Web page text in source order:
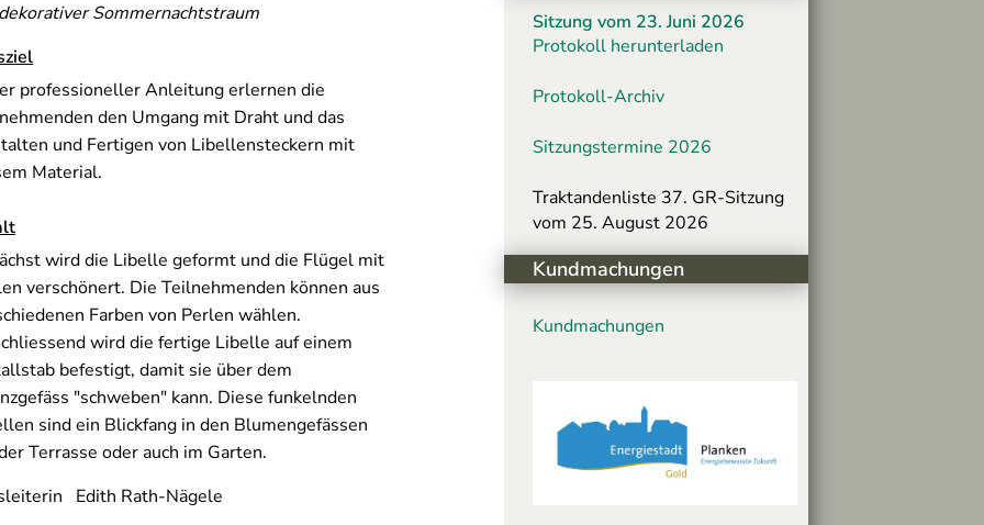
Sommernachtstraum
professioneller Anleitung erlernen die
den Umgang mit Draht und das
und Fertigen von Libellensteckern mit
Material.
wird die Libelle geformt und die Flügel mit
verschönert. Die Teilnehmenden können aus
Farben von Perlen wählen.
wird die fertige Libelle auf einem
befestigt, damit sie über dem
"schweben" kann. Diese funkelnden
sind ein Blickfang in den Blumengefässen
Terrasse oder auch im Garten.
Edith Rath-Nägele
Sitzung vom 23. Juni 2026
Protokoll herunterladen
Protokoll-Archiv
Sitzungstermine 2026
Traktandenliste 37. GR-Sitzung
vom 25. August 2026
Kundmachungen
Kundmachungen